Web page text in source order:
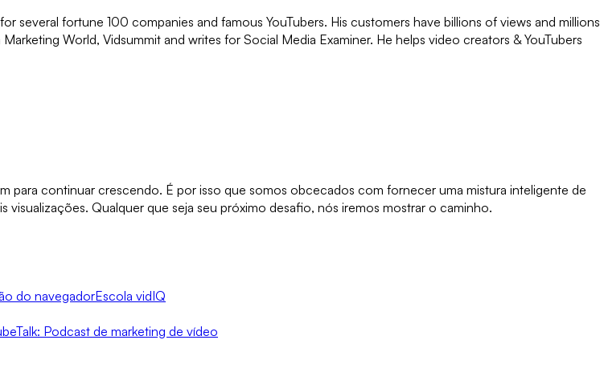
several fortune 100 companies and famous YouTubers. His customers have billions of views and millions
World, Vidsummit and writes for Social Media Examiner. He helps video creators & YouTubers
para continuar crescendo. É por isso que somos obcecados com fornecer uma mistura inteligente de
Qualquer que seja seu próximo desafio, nós iremos mostrar o caminho.
do navegadorEscola vidIQ
Podcast de marketing de vídeo